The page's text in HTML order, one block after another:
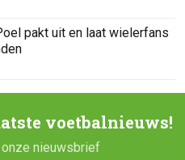
pakt uit en laat wielerfans
voetbalnieuws!
nieuwsbrief